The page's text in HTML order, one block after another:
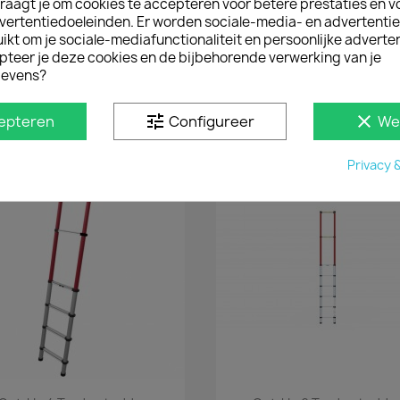
Snel bekijken
Stoppers (2 Stuks) Snel bekijken
Ladingklem Opstaande Kant
excl. btw
je om cookies te accepteren voor betere prestaties en
Er worden sociale-media- en
om je sociale-mediafunctionaliteit en persoonlijke
je deze cookies en de bijbehorende verwerking van je
tune Configureer clear
Privacy